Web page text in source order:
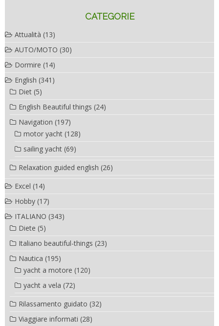
CATEGORIE
Attualità (13)
AUTO/MOTO (30)
Dormire (14)
English (341)
Diet (5)
English Beautiful things (24)
Navigation (197)
motor yacht (128)
sailing yacht (69)
Relaxation guided english (26)
Excel (14)
Hobby (17)
ITALIANO (343)
Diete (5)
Italiano beautiful-things (23)
Nautica (195)
yacht a motore (120)
yacht a vela (72)
Rilassamento guidato (32)
Viaggiare informati (28)